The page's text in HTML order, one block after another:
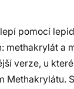
pomocí
methakrylát a
verze, u
Methakrylátu.